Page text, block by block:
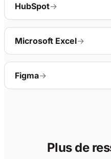
HubSpot→
Microsoft Excel→
Figma→
Plus de